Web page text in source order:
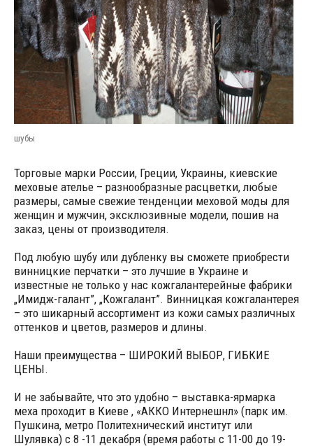
шубы
Торговые марки России, Греции, Украины, киевские
меховые ателье – разнообразные расцветки, любые
размеры, самые свежие тенденции меховой моды для
женщин и мужчин, эксклюзивные модели, пошив на
заказ, цены от производителя.
Под любую шубу или дубленку вы сможете приобрести
винницкие перчатки – это лучшие в Украине и
известные не только у нас кожгалантерейные фабрики
„Имидж-галант”, „Кожгалант”. Винницкая кожгалантерея
– это шикарный ассортимент из кожи самых различных
оттенков и цветов, размеров и длины.
Наши преимущества – ШИРОКИЙ ВЫБОР, ГИБКИЕ
ЦЕНЫ.
И не забывайте, что это удобно – выставка-ярмарка
меха проходит в Киеве , «АККО Интернешнл» (парк им.
Пушкина, метро Политехнический институт или
Шулявка) с 8 -11 декабря (время работы с 11-00 до 19-